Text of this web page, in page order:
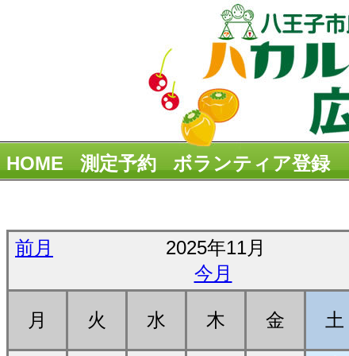
HOME 測定予約 ボランティア登録
前月 2025年11月
今月
月 火 水 木 金 土